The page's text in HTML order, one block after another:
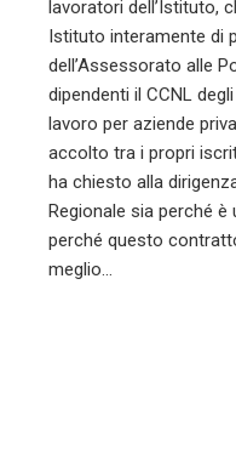
lavoratori dell’Istituto,
Istituto interamente di
dell’Assessorato alle
dipendenti il CCNL
lavoro per aziende
accolto tra i propri
ha chiesto alla
Regionale sia perché
perché questo
meglio…